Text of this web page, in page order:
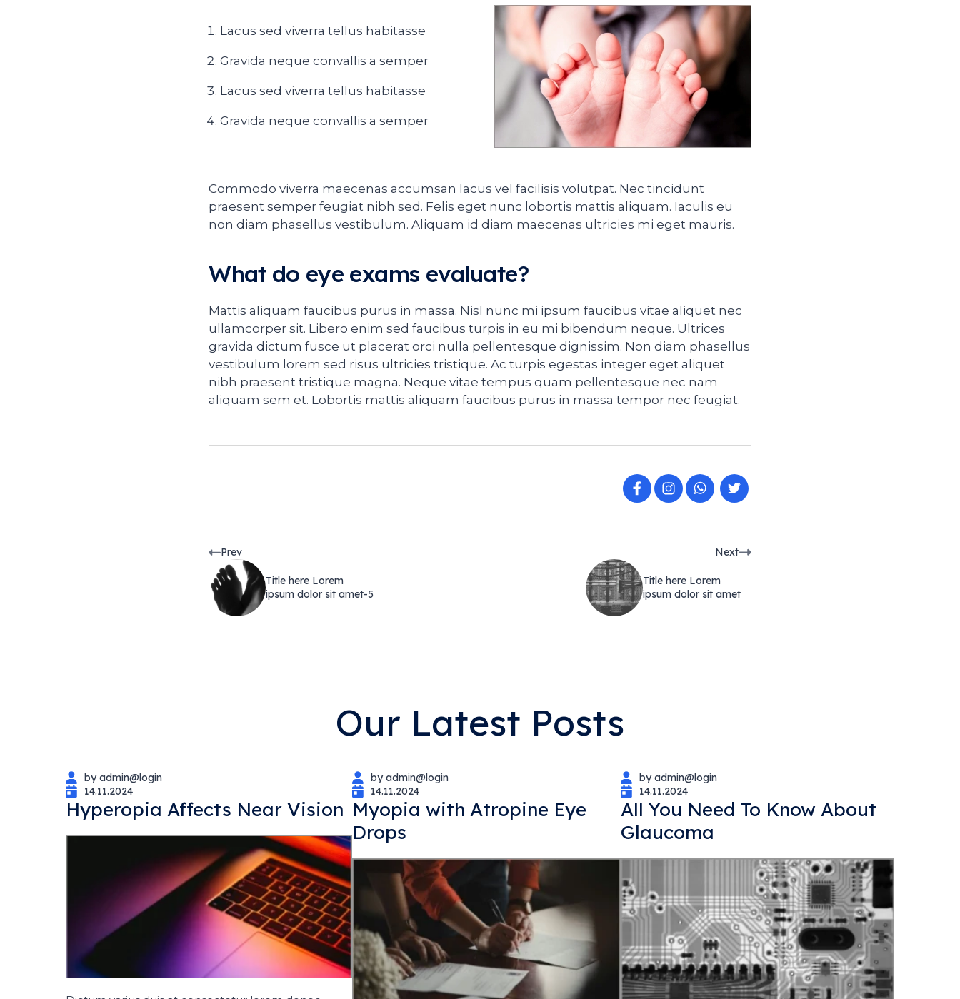
Lacus sed viverra tellus habitasse
Gravida neque convallis a semper
Lacus sed viverra tellus habitasse
Gravida neque convallis a semper
Commodo viverra maecenas accumsan lacus vel facilisis volutpat. Nec tincidunt
praesent semper feugiat nibh sed. Felis eget nunc lobortis mattis aliquam. Iaculis eu
non diam phasellus vestibulum. Aliquam id diam maecenas ultricies mi eget mauris.
What do eye exams evaluate?
Mattis aliquam faucibus purus in massa. Nisl nunc mi ipsum faucibus vitae aliquet nec
ullamcorper sit. Libero enim sed faucibus turpis in eu mi bibendum neque. Ultrices
gravida dictum fusce ut placerat orci nulla pellentesque dignissim. Non diam phasellus
vestibulum lorem sed risus ultricies tristique. Ac turpis egestas integer eget aliquet
nibh praesent tristique magna. Neque vitae tempus quam pellentesque nec nam
aliquam sem et. Lobortis mattis aliquam faucibus purus in massa tempor nec feugiat.
Facebook WhatsApp
Prev
Title here Lorem
ipsum dolor sit amet-5
Next
Title here Lorem
ipsum dolor sit amet
Our Latest Posts
Hyperopia Affects Near Vision
by admin@login
14.11.2024
Myopia with Atropine Eye
Drops
by admin@login
14.11.2024
All You Need To Know About
Glaucoma
by admin@login
14.11.2024